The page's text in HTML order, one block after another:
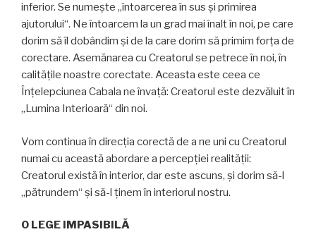
inferior. Se numeşte „întoarcerea în sus şi primirea
ajutorului“. Ne întoarcem la un grad mai înalt în noi, pe care
dorim să îl dobândim şi de la care dorim să primim forţa de
corectare. Asemănarea cu Creatorul se petrece în noi, în
calităţile noastre corectate. Aceasta este ceea ce
Înţelepciunea Cabala ne învaţă: Creatorul este dezvăluit în
„Lumina Interioară“ din noi.
Vom continua în direcţia corectă de a ne uni cu Creatorul
numai cu această abordare a percepţiei realităţii:
Creatorul există în interior, dar este ascuns, şi dorim să-l
„pătrundem“ şi să-l ţinem în interiorul nostru.
O LEGE IMPASIBILĂ